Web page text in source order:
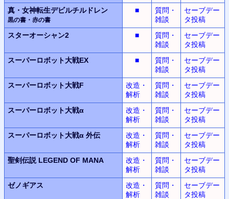
真・女神転生デビルチルドレン
黒の書・赤の書
■
質問・
雑談
セーブデー
タ投稿
スターオーシャン2
■
質問・
雑談
セーブデー
タ投稿
スーパーロボット大戦EX
■
質問・
雑談
セーブデー
タ投稿
スーパーロボット大戦F
改造・
解析
質問・
雑談
セーブデー
タ投稿
スーパーロボット大戦α
改造・
解析
質問・
雑談
セーブデー
タ投稿
スーパーロボット大戦α 外伝
改造・
解析
質問・
雑談
セーブデー
タ投稿
聖剣伝説 LEGEND OF MANA
改造・
解析
質問・
雑談
セーブデー
タ投稿
ゼノギアス
改造・
解析
質問・
雑談
セーブデー
タ投稿